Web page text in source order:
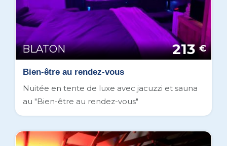
BLATON 213 €
Bien-être au rendez-vous
Nuitée en tente de luxe avec jacuzzi et sauna
au "Bien-être au rendez-vous"